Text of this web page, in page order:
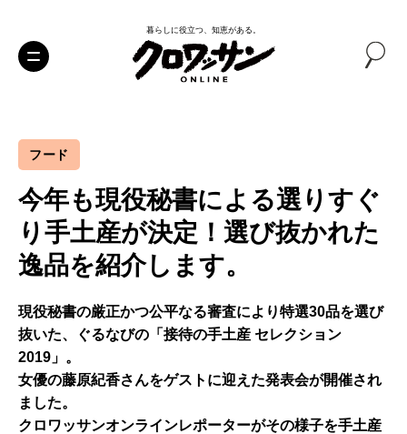
暮らしに役立つ、知恵がある。
フード
今年も現役秘書による選りすぐ
り手土産が決定！選び抜かれた
逸品を紹介します。
現役秘書の厳正かつ公平なる審査により特選30品を選び
抜いた、ぐるなびの「接待の手土産 セレクション
2019」。
女優の藤原紀香さんをゲストに迎えた発表会が開催され
ました。
クロワッサンオンラインレポーターがその様子を手土産